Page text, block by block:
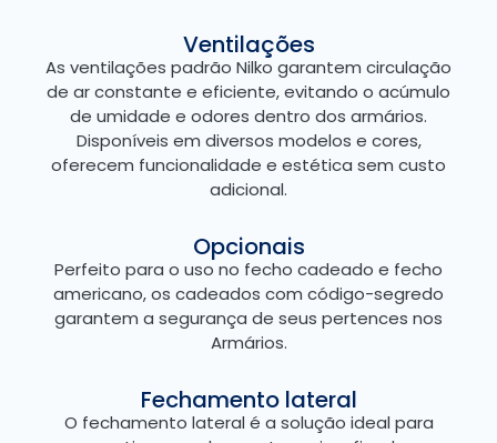
Ventilações
As ventilações padrão Nilko garantem circulação
de ar constante e eficiente, evitando o acúmulo
de umidade e odores dentro dos armários.
Disponíveis em diversos modelos e cores,
oferecem funcionalidade e estética sem custo
adicional.
Opcionais
Perfeito para o uso no fecho cadeado e fecho
americano, os cadeados com código-segredo
garantem a segurança de seus pertences nos
Armários.
Fechamento lateral
O fechamento lateral é a solução ideal para